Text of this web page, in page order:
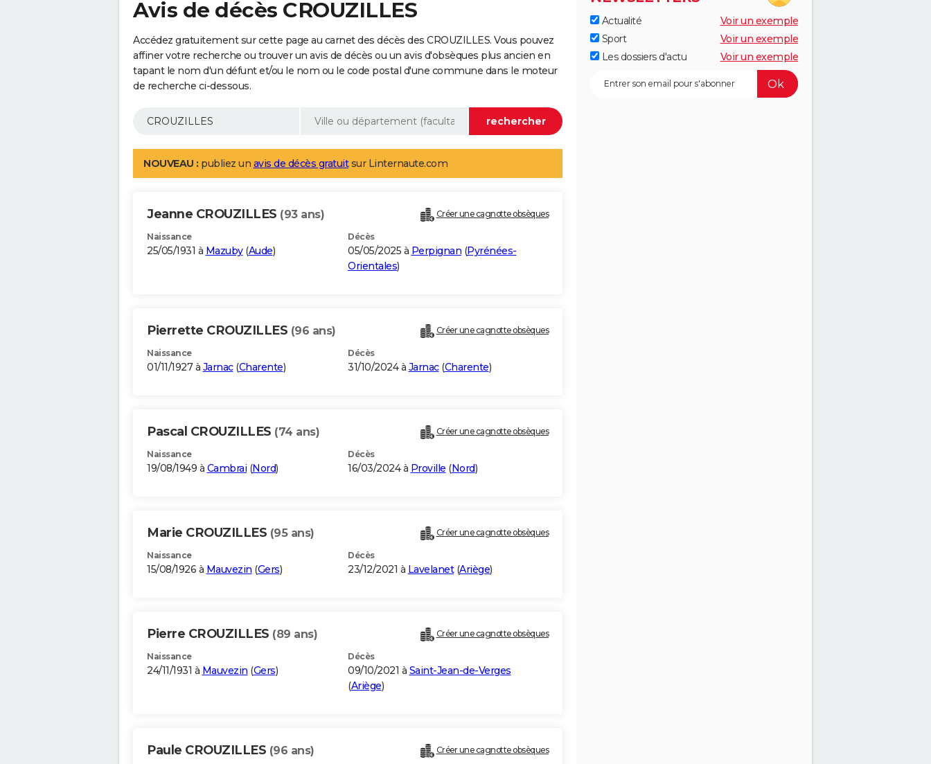
Avis de décès CROUZILLES
Accédez gratuitement sur cette page au carnet des décès des CROUZILLES. Vous pouvez
affiner votre recherche ou trouver un avis de décès ou un avis d'obsèques plus ancien en
tapant le nom d'un défunt et/ou le nom ou le code postal d'une commune dans le moteur
de recherche ci-dessous.
NOUVEAU : publiez un avis de décès gratuitsur Linternaute.com
Jeanne CROUZILLES (93 ans) Créer une cagnotte obsèques
Naissance
25/05/1931 à Mazuby(Aude)
Décès
05/05/2025 à Perpignan (Pyrénées-
Orientales)
Pierrette CROUZILLES (96 ans) Créer une cagnotte obsèques
Naissance
01/11/1927 à Jarnac(Charente)
Décès
31/10/2024 à Jarnac(Charente)
Pascal CROUZILLES (74 ans) Créer une cagnotte obsèques
Naissance
19/08/1949 à Cambrai (Nord)
Décès
16/03/2024 à Proville (Nord)
Marie CROUZILLES (95 ans) Créer une cagnotte obsèques
Naissance
15/08/1926 à Mauvezin (Gers)
Décès
23/12/2021 à Lavelanet(Ariège)
Pierre CROUZILLES (89 ans) Créer une cagnotte obsèques
Naissance
24/11/1931 à Mauvezin (Gers)
Décès
09/10/2021 à Saint-Jean-de-Verges
(Ariège)
Paule CROUZILLES (96 ans) Créer une cagnotte obsèques
Actualité
Voir un exemple
Sport
Voir un exemple
Les dossiers d'actu
Voir un exemple